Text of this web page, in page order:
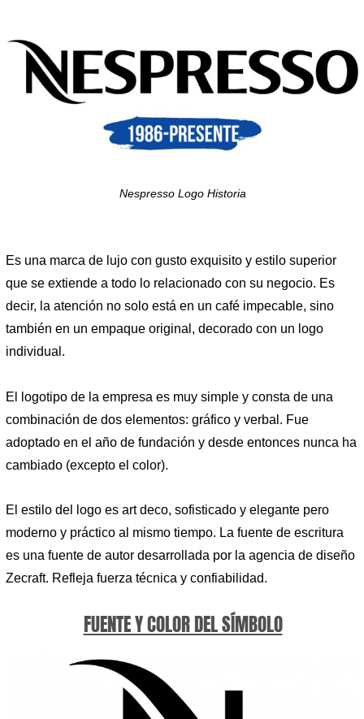
Nespresso Logo Historia
Es una marca de lujo con gusto exquisito y estilo superior
que se extiende a todo lo relacionado con su negocio. Es
decir, la atención no solo está en un café impecable, sino
también en un empaque original, decorado con un logo
individual.
El logotipo de la empresa es muy simple y consta de una
combinación de dos elementos: gráfico y verbal. Fue
adoptado en el año de fundación y desde entonces nunca ha
cambiado (excepto el color).
El estilo del logo es art deco, sofisticado y elegante pero
moderno y práctico al mismo tiempo. La fuente de escritura
es una fuente de autor desarrollada por la agencia de diseño
Zecraft. Refleja fuerza técnica y confiabilidad.
FUENTE Y COLOR DEL SÍMBOLO